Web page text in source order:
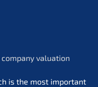
valua­ti­on
is the most important